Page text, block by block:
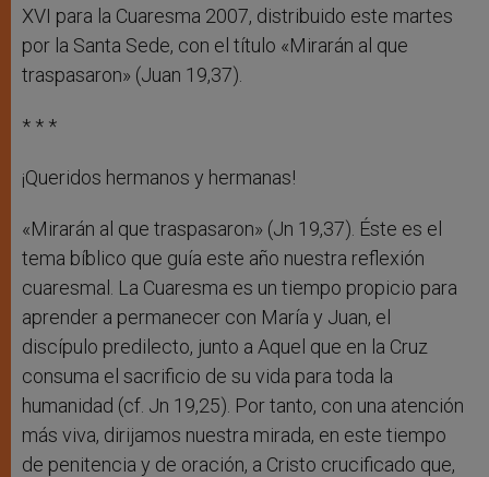
XVI para la Cuaresma 2007, distribuido este martes
por la Santa Sede, con el título «Mirarán al que
traspasaron» (Juan 19,37).
* * *
¡Queridos hermanos y hermanas!
«Mirarán al que traspasaron» (Jn 19,37). Éste es el
tema bíblico que guía este año nuestra reflexión
cuaresmal. La Cuaresma es un tiempo propicio para
aprender a permanecer con María y Juan, el
discípulo predilecto, junto a Aquel que en la Cruz
consuma el sacrificio de su vida para toda la
humanidad (cf. Jn 19,25). Por tanto, con una atención
más viva, dirijamos nuestra mirada, en este tiempo
de penitencia y de oración, a Cristo crucificado que,